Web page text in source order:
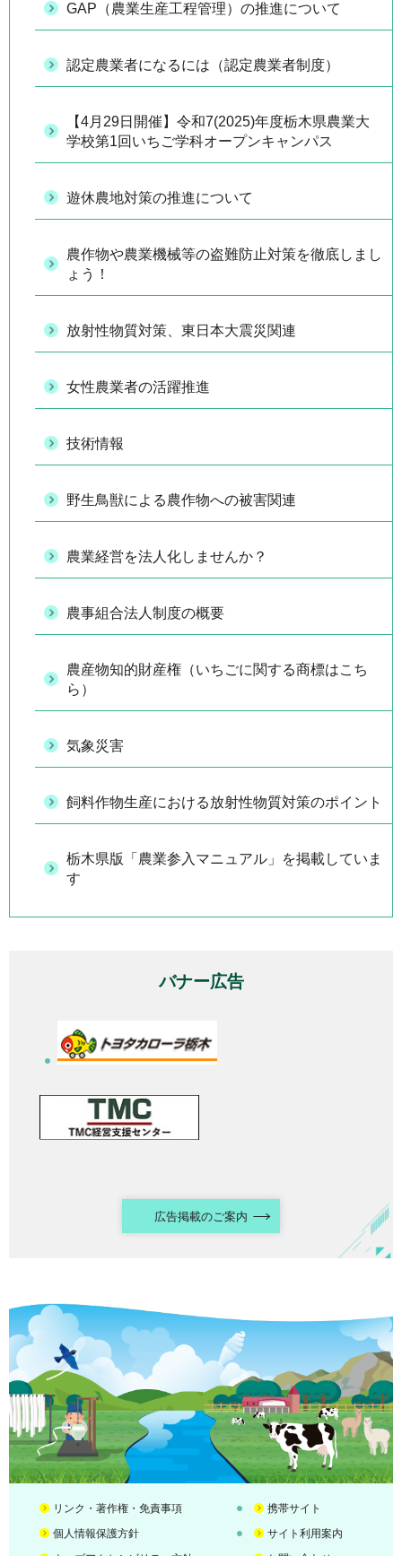
GAP（農業生産工程管理）の推進について
認定農業者になるには（認定農業者制度）
【4月29日開催】令和7(2025)年度栃木県農業大
学校第1回いちご学科オープンキャンパス
遊休農地対策の推進について
農作物や農業機械等の盗難防止対策を徹底しまし
ょう！
放射性物質対策、東日本大震災関連
女性農業者の活躍推進
技術情報
野生鳥獣による農作物への被害関連
農業経営を法人化しませんか？
農事組合法人制度の概要
農産物知的財産権（いちごに関する商標はこち
ら）
気象災害
飼料作物生産における放射性物質対策のポイント
栃木県版「農業参入マニュアル」を掲載していま
す
バナー広告
広告掲載のご案内
リンク・著作権・免責事項
携帯サイト
個人情報保護方針
サイト利用案内